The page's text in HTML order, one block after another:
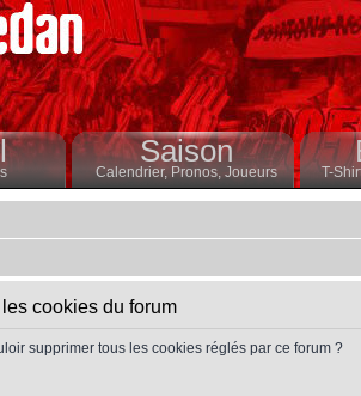
Saison
Calendrier,Pronos, Joueurs T-
cookies du forum
supprimer tous les cookies réglés par ce forum ?